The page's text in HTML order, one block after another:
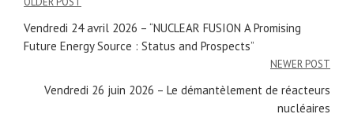
Navigation
de
l’article
Vendredi 24 avril 2026 – “NUCLEAR FUSION A Promising
Future Energy Source : Status and Prospects”
NEWER POST
Vendredi 26 juin 2026 – Le démantèlement de réacteurs
nucléaires